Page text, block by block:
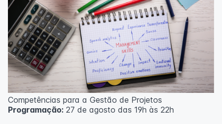
Competências para a Gestão de Projetos
Programação: 27 de agosto das 19h às 22h